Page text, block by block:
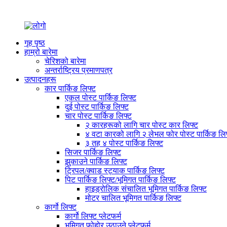
गृह पृष्ठ
हाम्रो बारेमा
चेरिशको बारेमा
अन्तर्राष्ट्रिय प्रमाणपत्र
उत्पादनहरू
कार पार्किङ लिफ्ट
एकल पोस्ट पार्किङ लिफ्ट
दुई पोस्ट पार्किङ लिफ्ट
चार पोस्ट पार्किङ लिफ्ट
२ कारहरूको लागि चार पोस्ट कार लिफ्ट
४ वटा कारको लागि २ लेभल फोर पोस्ट पार्किङ
३ तह ४ पोस्ट पार्किङ लिफ्ट
सिजर पार्किङ लिफ्ट
झुकाउने पार्किङ लिफ्ट
ट्रिपल/क्वाड स्ट्याक पार्किङ लिफ्ट
पिट पार्किङ लिफ्ट/भूमिगत पार्किङ लिफ्ट
हाइड्रोलिक संचालित भूमिगत पार्किङ लिफ्ट
मोटर चालित भूमिगत पार्किङ लिफ्ट
कार्गो लिफ्ट
कार्गो लिफ्ट प्लेटफर्म
भूमिगत फोहोर उठाउने प्लेटफर्म